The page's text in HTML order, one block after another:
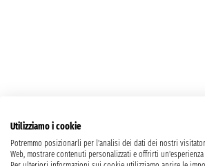
Utilizziamo i cookie
Potremmo posizionarli per l'analisi dei dati dei nostri
Web, mostrare contenuti personalizzati e offrirti